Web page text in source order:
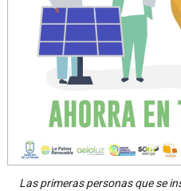
Las primeras personas que se